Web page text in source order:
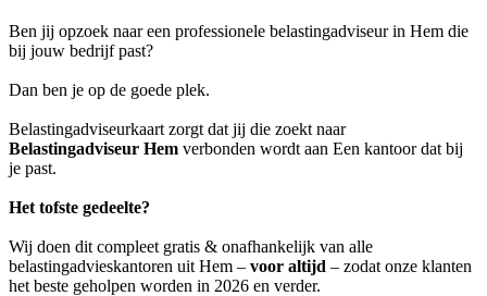
Ben jij opzoek naar een professionele belastingadviseur in Hem die
bij jouw bedrijf past?
Dan ben je op de goede plek.
Belastingadviseurkaart zorgt dat jij die zoekt naar
Belastingadviseur Hem verbonden wordt aan Een kantoor dat bij
je past.
Het tofste gedeelte?
Wij doen dit compleet gratis & onafhankelijk van alle
belastingadvieskantoren uit Hem – voor altijd – zodat onze klanten
het beste geholpen worden in 2026 en verder.